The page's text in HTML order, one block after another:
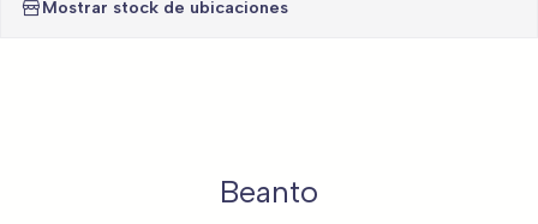
Mostrar stock de ubicaciones
Beanto